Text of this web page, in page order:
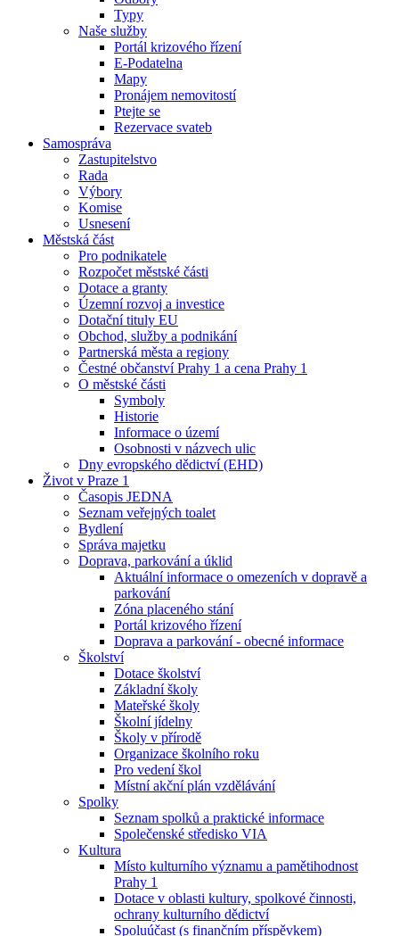
Typy
Naše služby
Portál krizového řízení
E-Podatelna
Mapy
Pronájem nemovitostí
Ptejte se
Rezervace svateb
Samospráva
Zastupitelstvo
Rada
Výbory
Komise
Usnesení
Městská část
Pro podnikatele
Rozpočet městské části
Dotace a granty
Územní rozvoj a investice
Dotační tituly EU
Obchod, služby a podnikání
Partnerská města a regiony
Čestné občanství Prahy 1 a cena Prahy 1
O městské části
Symboly
Historie
Informace o území
Osobnosti v názvech ulic
Dny evropského dědictví (EHD)
Život v Praze 1
Časopis JEDNA
Seznam veřejných toalet
Bydlení
Správa majetku
Doprava, parkování a úklid
Aktuální informace o omezeních v dopravě a
parkování
Zóna placeného stání
Portál krizového řízení
Doprava a parkování - obecné informace
Školství
Dotace školství
Základní školy
Mateřské školy
Školní jídelny
Školy v přírodě
Organizace školního roku
Pro vedení škol
Místní akční plán vzdělávání
Spolky
Seznam spolků a praktické informace
Společenské středisko VIA
Kultura
Místo kulturního významu a pamětihodnost
Prahy 1
Dotace v oblasti kultury, spolkové činnosti,
ochrany kulturního dědictví
Spoluúčast (s finančním příspěvkem)